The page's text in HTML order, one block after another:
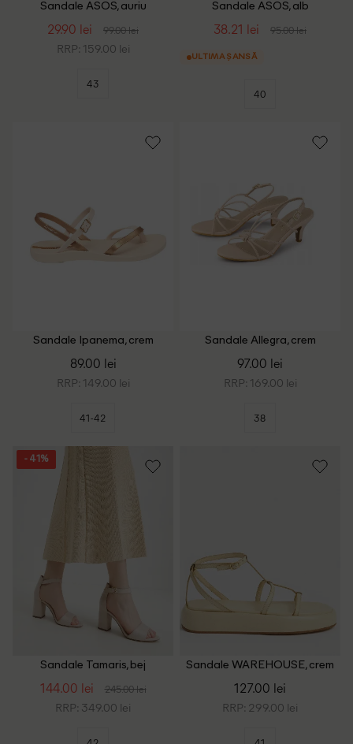
Sandale ASOS, auriu
29.90 lei 99.00 lei
RRP: 159.00 lei
43
Sandale ASOS, alb
38.21 lei 95.00 lei
ULTIMA ȘANSĂ
40
Sandale Ipanema, crem
89.00 lei
RRP: 149.00 lei
41-42
Sandale Allegra, crem
97.00 lei
RRP: 169.00 lei
38
- 41%
Sandale Tamaris, bej
144.00 lei 245.00 lei
RRP: 349.00 lei
Sandale WAREHOUSE, crem
127.00 lei
RRP: 299.00 lei